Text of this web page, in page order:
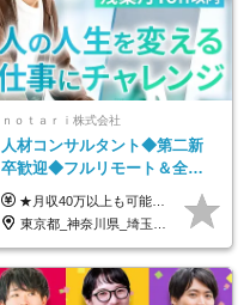
ｎｏｔａｒｉ株式会社
人材コンサルタント◆第二新
卒歓迎◆フルリモート＆全国
から勤務OK◆残業月10h以内
◆フレックス制
★月収40万以上も可能！ ★能力・スキル・経験を考慮した年収額を設定します ★年功序列ではなく、チャレンジを評価して給与に反映！ ■月給20万円～40万円＋決算賞与 ※経験・スキルを考慮のうえ決定します ※給与にはみなし残業代40時間分を含む。そのほか詳細に関しては別途面接時にご説明します ※試用期間3ヵ月あり。期間中の雇用形態・条件などに差異はありません
東京都_神奈川県_埼玉県_千葉県_大阪府_愛知県_北海道_青森県_岩手県_宮城県_秋田県_山形県_福島県_茨城県_栃木県_群馬県_新潟県_山梨県_長野県_富山県_石川県_福井県_静岡県_岐阜県_三重県_兵庫県_京都府_滋賀県_奈良県_和歌山県_広島県_岡山県_鳥取県_島根県_山口県_徳島県_香川県_愛媛県_高知県_福岡県_熊本県_佐賀県_長崎県_大分県_宮崎県_鹿児島県_沖縄県